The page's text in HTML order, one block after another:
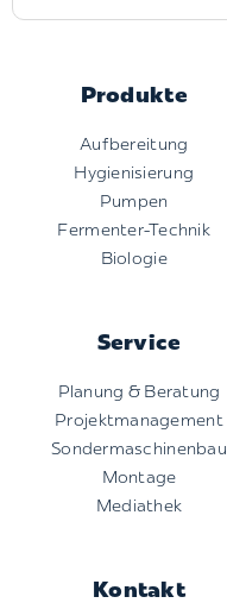
nach:
Produkte
Aufbereitung
Hygienisierung
Pumpen
Fermenter-Technik
Biologie
Service
Planung & Beratung
Projektmanagement
Sondermaschinenbau
Montage
Mediathek
Kontakt